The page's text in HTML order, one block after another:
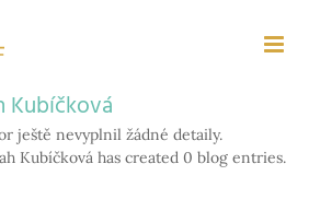
Kubíčková
ještě nevyplnil žádné detaily.
Kubíčková has created 0 blog entries.